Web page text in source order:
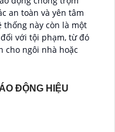
an toàn và yên tâm
này còn là một
với tội phạm, từ đó
cho ngôi nhà hoặc
ĐỘNG HIỆU